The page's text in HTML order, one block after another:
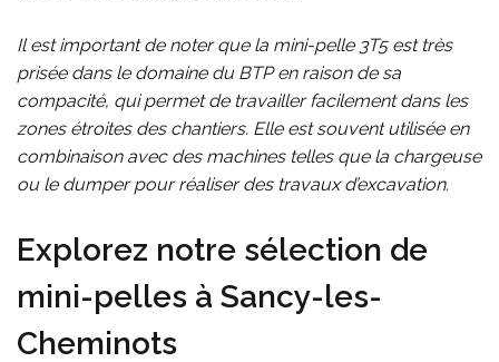
Il est important de noter que la mini-pelle 3T5 est très
prisée dans le domaine du BTP en raison de sa
compacité, qui permet de travailler facilement dans les
zones étroites des chantiers. Elle est souvent utilisée en
combinaison avec des machines telles que la chargeuse
ou le dumper pour réaliser des travaux d’excavation.
Explorez notre sélection de
mini-pelles à Sancy-les-
Cheminots